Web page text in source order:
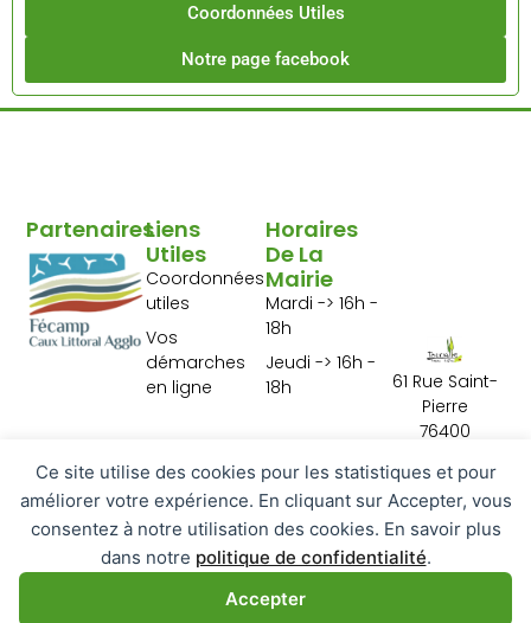
Ce site utilise des cookies pour les statistiques et pour
améliorer votre expérience. En cliquant sur Accepter, vous
consentez à notre utilisation des cookies. En savoir plus
dans notre politique de confidentialité.
Accepter
Coordonnées Utiles
Notre page facebook
61 Rue Saint-
Pierre
76400
02 35 29 10 01
Contactez-
nous
Horaires
De La
Mairie
Mardi -> 16h -
18h
Jeudi -> 16h -
18h
Liens
Utiles
Coordonnées
utiles
Vos
démarches
en ligne
Partenaires